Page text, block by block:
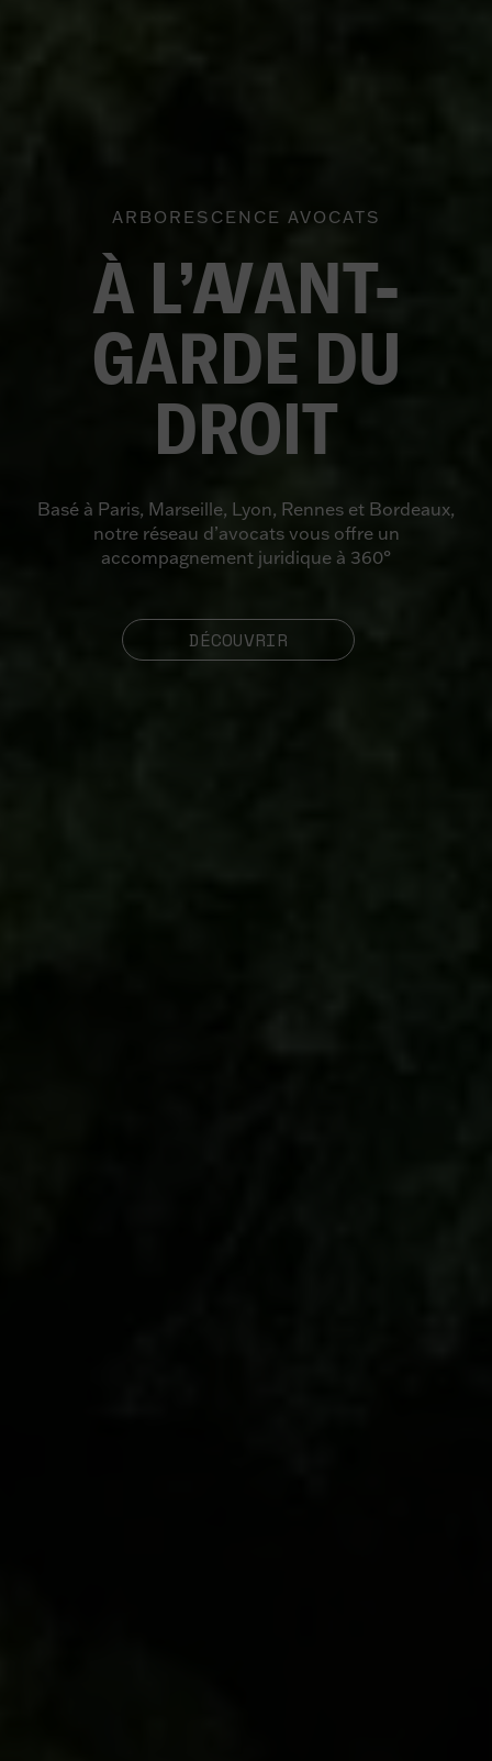
ARBORESCENCE AVOCATS
À L’AVANT-
GARDE DU
DROIT
Basé à Paris, Marseille, Lyon, Rennes et Bordeaux,
notre réseau d’avocats vous offre un
accompagnement juridique à 360°
DÉCOUVRIR